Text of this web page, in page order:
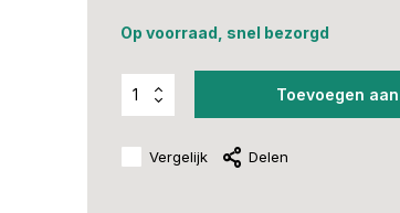
Op voorraad, snel bezorgd
Toevoegen
Vergelijk Delen